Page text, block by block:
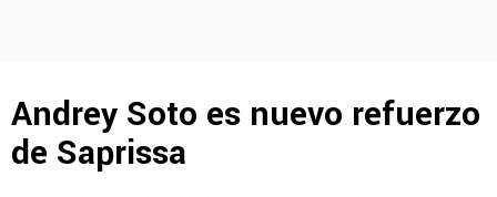
Andrey Soto es nuevo refuerzo
de Saprissa